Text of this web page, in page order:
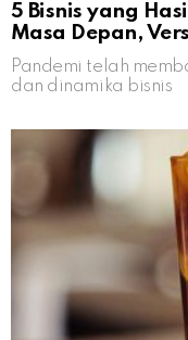
5 Bisnis yang
Masa Depan,
Pandemi telah
dan dinamika bisnis